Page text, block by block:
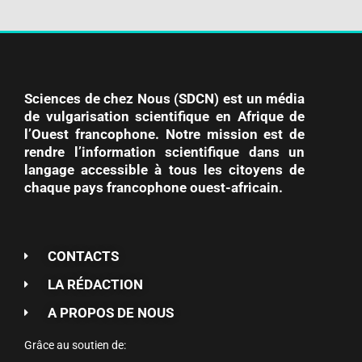
Sciences de chez Nous (SDCN) est un média
de vulgarisation scientifique en Afrique de
l’Ouest francophone. Notre mission est de
rendre l’information scientifique dans un
langage accessible à tous les citoyens de
chaque pays francophone ouest-africain.
CONTACTS
LA RÉDACTION
A PROPOS DE NOUS
Grâce au soutien de: